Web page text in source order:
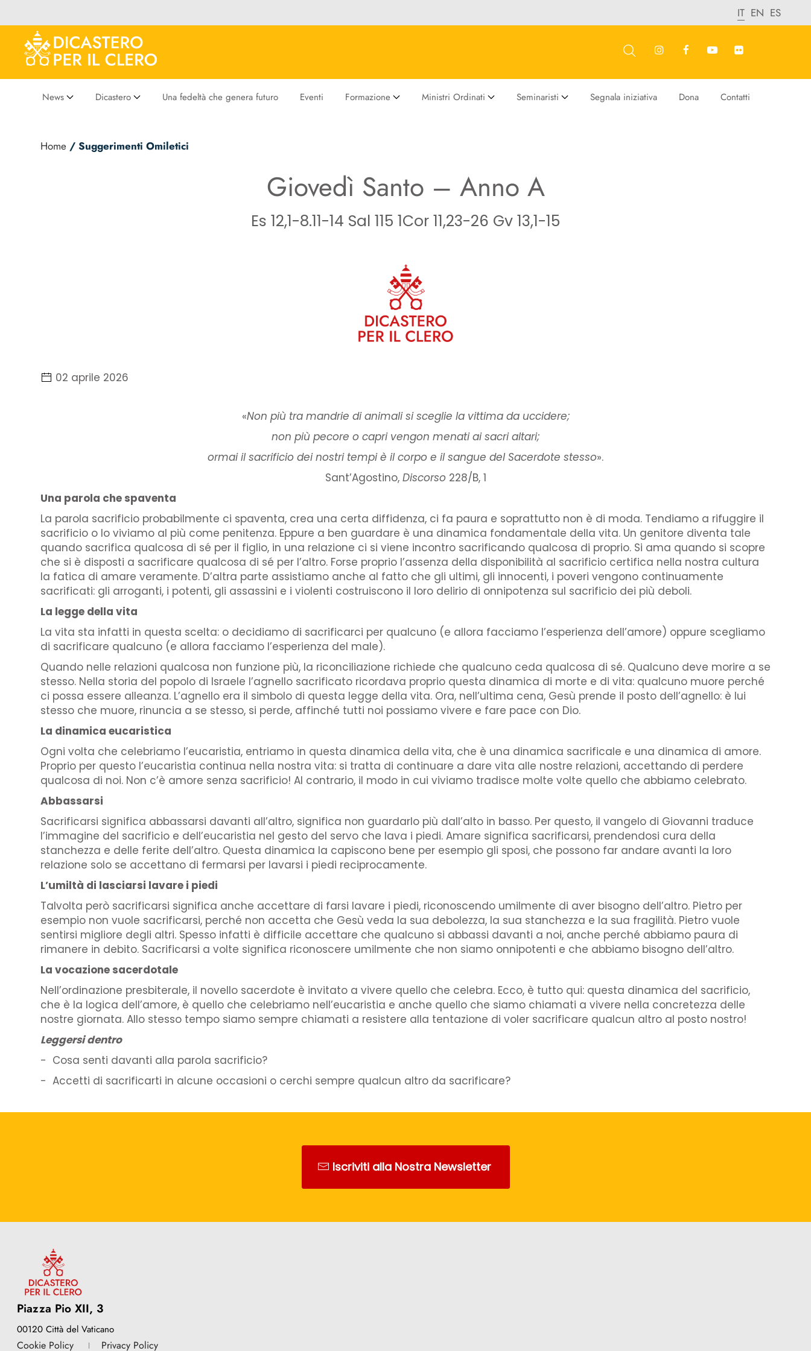
IT EN ES
News Dicastero Una fedeltà che genera futuro Eventi Formazione Ministri Ordinati Seminaristi Segnala iniziativa Dona Contatti
Home / Suggerimenti Omiletici
Giovedì Santo – Anno A
Es 12,1-8.11-14 Sal 115 1Cor 11,23-26 Gv 13,1-15
02 aprile 2026
«Non più tra mandrie di animali si sceglie la vittima da uccidere;
non più pecore o capri vengon menati ai sacri altari;
ormai il sacrificio dei nostri tempi è il corpo e il sangue del Sacerdote stesso».
Sant’Agostino, Discorso 228/B, 1
Una parola che spaventa
La parola sacrificio probabilmente ci spaventa, crea una certa diffidenza, ci fa paura e soprattutto non è di moda. Tendiamo a rifuggire il
sacrificio o lo viviamo al più come penitenza. Eppure a ben guardare è una dinamica fondamentale della vita. Un genitore diventa tale
quando sacrifica qualcosa di sé per il figlio, in una relazione ci si viene incontro sacrificando qualcosa di proprio. Si ama quando si scopre
che si è disposti a sacrificare qualcosa di sé per l’altro. Forse proprio l’assenza della disponibilità al sacrificio certifica nella nostra cultura
la fatica di amare veramente. D’altra parte assistiamo anche al fatto che gli ultimi, gli innocenti, i poveri vengono continuamente
sacrificati: gli arroganti, i potenti, gli assassini e i violenti costruiscono il loro delirio di onnipotenza sul sacrificio dei più deboli.
La legge della vita
La vita sta infatti in questa scelta: o decidiamo di sacrificarci per qualcuno (e allora facciamo l’esperienza dell’amore) oppure scegliamo
di sacrificare qualcuno (e allora facciamo l’esperienza del male).
Quando nelle relazioni qualcosa non funzione più, la riconciliazione richiede che qualcuno ceda qualcosa di sé. Qualcuno deve morire a se
stesso. Nella storia del popolo di Israele l’agnello sacrificato ricordava proprio questa dinamica di morte e di vita: qualcuno muore perché
ci possa essere alleanza. L’agnello era il simbolo di questa legge della vita. Ora, nell’ultima cena, Gesù prende il posto dell’agnello: è lui
stesso che muore, rinuncia a se stesso, si perde, affinché tutti noi possiamo vivere e fare pace con Dio.
La dinamica eucaristica
Ogni volta che celebriamo l’eucaristia, entriamo in questa dinamica della vita, che è una dinamica sacrificale e una dinamica di amore.
Proprio per questo l’eucaristia continua nella nostra vita: si tratta di continuare a dare vita alle nostre relazioni, accettando di perdere
qualcosa di noi. Non c’è amore senza sacrificio! Al contrario, il modo in cui viviamo tradisce molte volte quello che abbiamo celebrato.
Abbassarsi
Sacrificarsi significa abbassarsi davanti all’altro, significa non guardarlo più dall’alto in basso. Per questo, il vangelo di Giovanni traduce
l’immagine del sacrificio e dell’eucaristia nel gesto del servo che lava i piedi. Amare significa sacrificarsi, prendendosi cura della
stanchezza e delle ferite dell’altro. Questa dinamica la capiscono bene per esempio gli sposi, che possono far andare avanti la loro
relazione solo se accettano di fermarsi per lavarsi i piedi reciprocamente.
L’umiltà di lasciarsi lavare i piedi
Talvolta però sacrificarsi significa anche accettare di farsi lavare i piedi, riconoscendo umilmente di aver bisogno dell’altro. Pietro per
esempio non vuole sacrificarsi, perché non accetta che Gesù veda la sua debolezza, la sua stanchezza e la sua fragilità. Pietro vuole
sentirsi migliore degli altri. Spesso infatti è difficile accettare che qualcuno si abbassi davanti a noi, anche perché abbiamo paura di
rimanere in debito. Sacrificarsi a volte significa riconoscere umilmente che non siamo onnipotenti e che abbiamo bisogno dell’altro.
La vocazione sacerdotale
Nell’ordinazione presbiterale, il novello sacerdote è invitato a vivere quello che celebra. Ecco, è tutto qui: questa dinamica del sacrificio,
che è la logica dell’amore, è quello che celebriamo nell’eucaristia e anche quello che siamo chiamati a vivere nella concretezza delle
nostre giornata. Allo stesso tempo siamo sempre chiamati a resistere alla tentazione di voler sacrificare qualcun altro al posto nostro!
Leggersi dentro
- Cosa senti davanti alla parola sacrificio?
- Accetti di sacrificarti in alcune occasioni o cerchi sempre qualcun altro da sacrificare?
Iscriviti alla Nostra Newsletter
Piazza Pio XII, 3
00120 Città del Vaticano
Cookie Policy Privacy Policy